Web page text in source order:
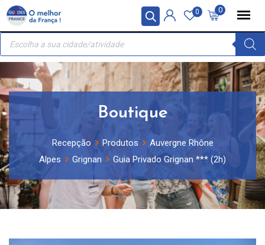
Painel de Gerenciamento de Cookies
Skip
content
0
0
Recherche
produits
Boutique
Recepção Produtos
Auvergne Rhône
Alpes
Grignan Guia Privado Grignan *** (2h)